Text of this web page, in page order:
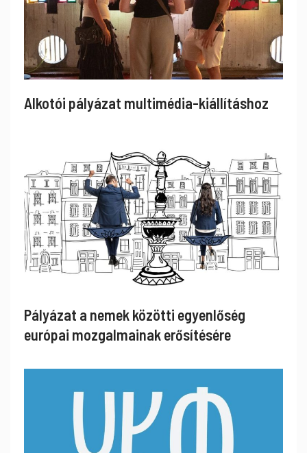
Alkotói pályázat multimédia-kiállításhoz
Pályázat a nemek közötti egyenlőség
európai mozgalmainak erősítésére